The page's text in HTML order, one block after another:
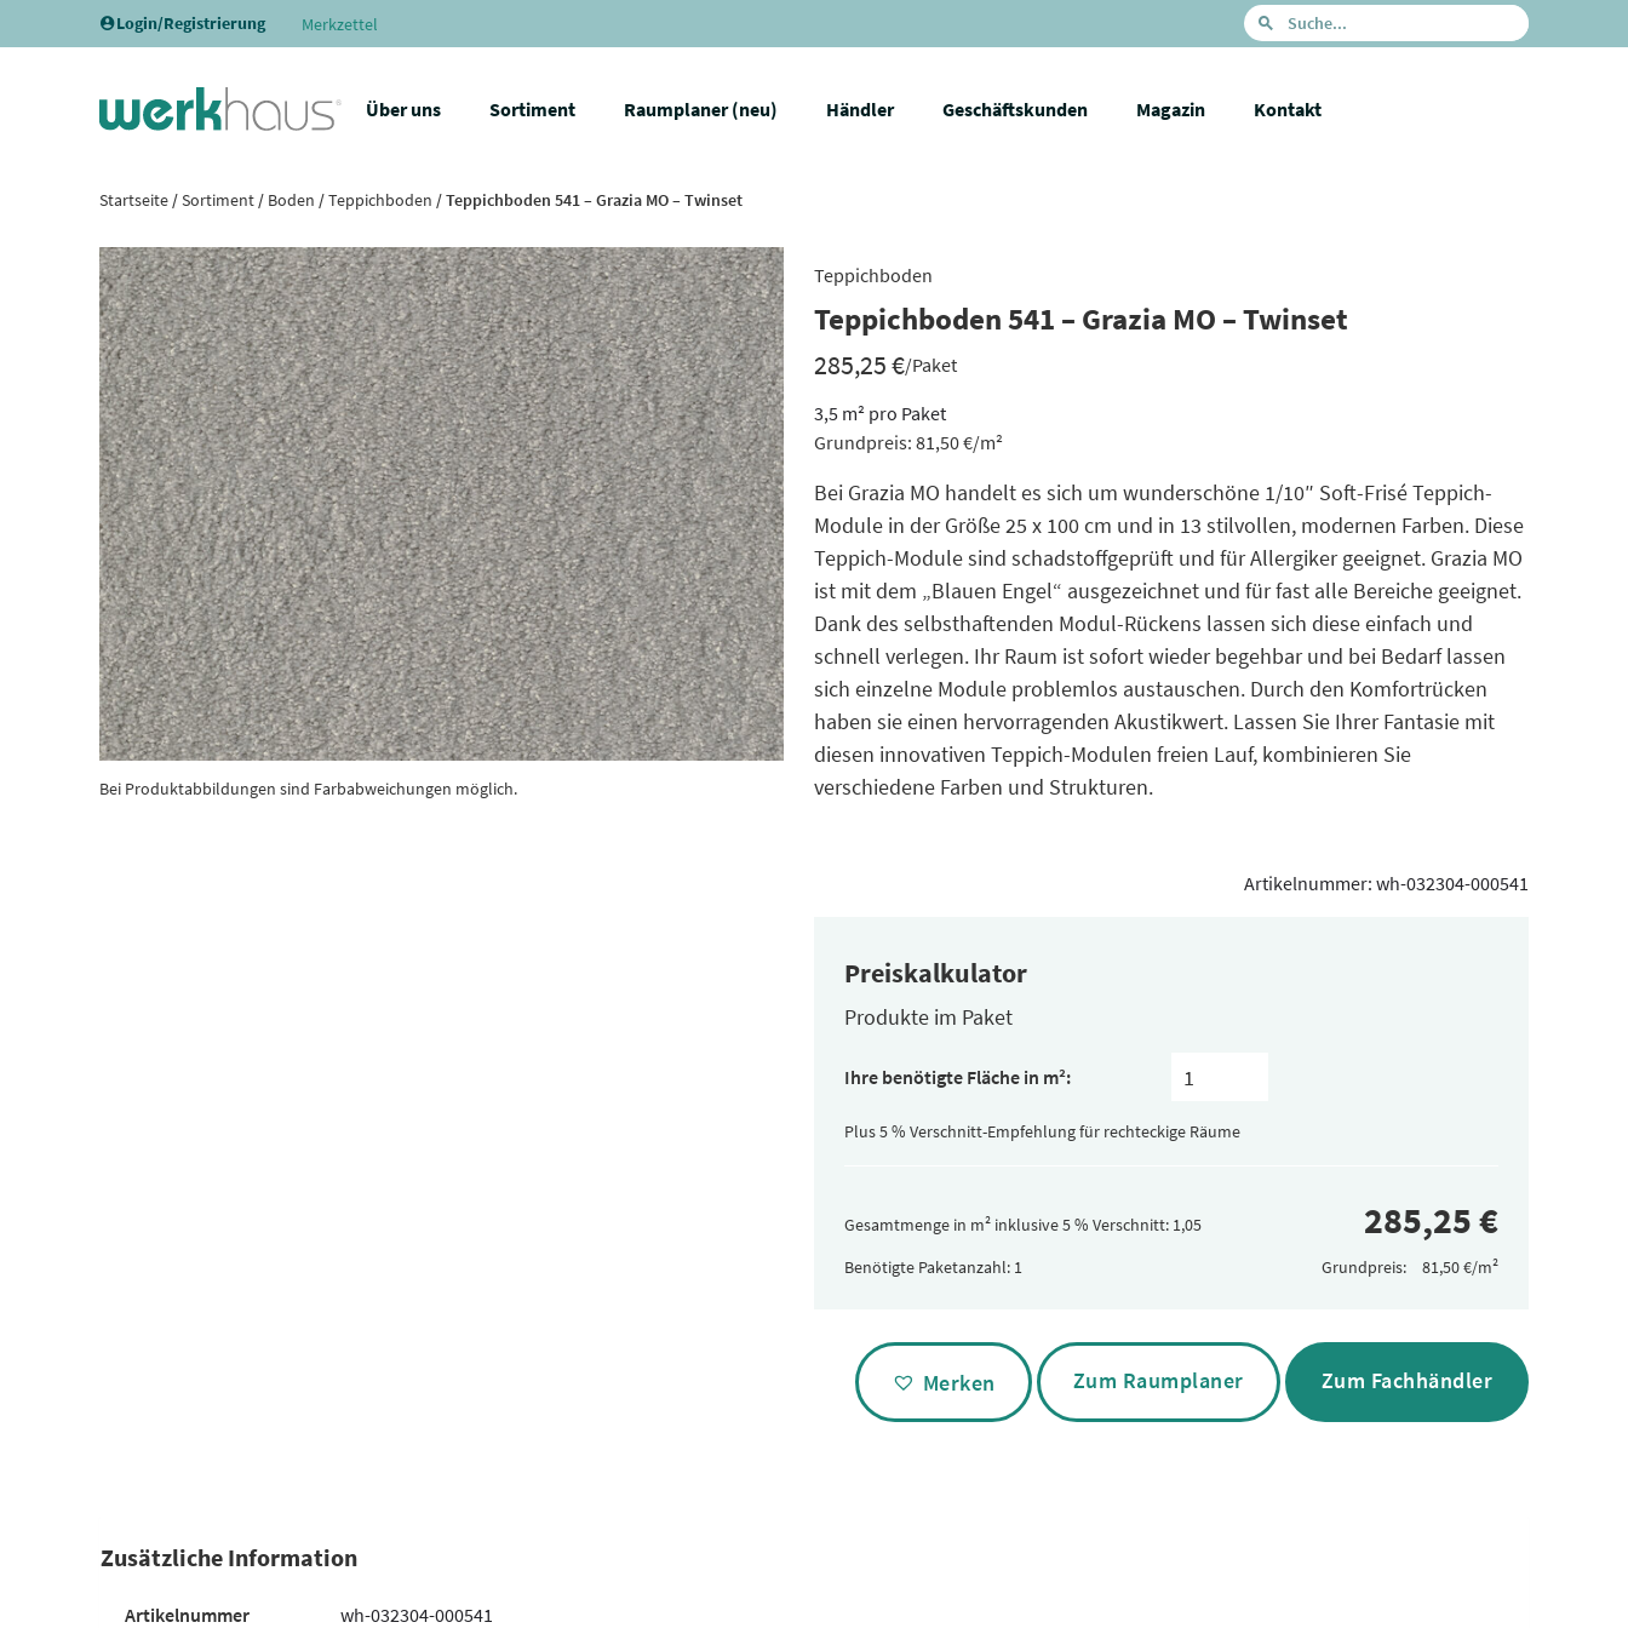
Login/Registrierung Merkzettel
Über uns Sortiment Raumplaner (neu) Händler Geschäftskunden Magazin Kontakt
Startseite/Sortiment/ Boden /Teppichboden / Teppichboden 541 – Grazia MO – Twinset
Bei Produktabbildungen sind Farbabweichungen möglich.
Teppichboden
Teppichboden 541 – Grazia MO – Twinset
285,25€/Paket
3,5 m² pro Paket
Grundpreis: 81,50€/m²
Bei Grazia MO handelt es sich um wunderschöne 1/10″ Soft-Frisé Teppich-
Module in der Größe 25 x 100 cm und in 13 stilvollen, modernen Farben. Diese
Teppich-Module sind schadstoffgeprüft und für Allergiker geeignet. Grazia MO
ist mit dem „Blauen Engel“ ausgezeichnet und für fast alle Bereiche geeignet.
Dank des selbsthaftenden Modul-Rückens lassen sich diese einfach und
schnell verlegen. Ihr Raum ist sofort wieder begehbar und bei Bedarf lassen
sich einzelne Module problemlos austauschen. Durch den Komfortrücken
haben sie einen hervorragenden Akustikwert. Lassen Sie Ihrer Fantasie mit
diesen innovativen Teppich-Modulen freien Lauf, kombinieren Sie
verschiedene Farben und Strukturen.
Artikelnummer: wh-032304-000541
Preiskalkulator
Produkte im Paket
pro
(versteckt)
Ihre benötigte Fläche in m²:
Plus 5 % Verschnitt-Empfehlung für rechteckige Räume
Gesamtmenge in m² inklusive 5 % Verschnitt:
Benötigte Paketanzahl:
Grundpreis:
Alternative:
Merken Zum Raumplaner Zum Fachhändler
Zusätzliche Information
Artikelnummer
wh-032304-000541